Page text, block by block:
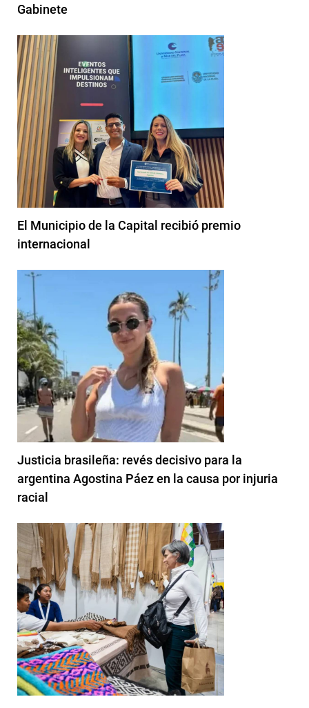
Gabinete
El Municipio de la Capital recibió premio
internacional
Justicia brasileña: revés decisivo para la
argentina Agostina Páez en la causa por injuria
racial